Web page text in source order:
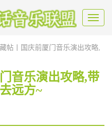
Toggle
帖丨国庆前厦门音乐演出攻略,
音乐演出攻略,带
远方~